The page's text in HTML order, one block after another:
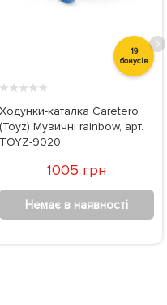
19
бонусів
★★★★★
Ходунки-каталка Caretero
(Toyz) Музичні rainbow, арт.
TOYZ-9020
1005 грн
Немає в наявності